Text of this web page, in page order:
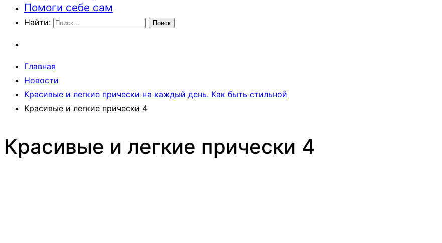
Помоги себе сам
Найти:
Главная
Новости
Красивые и легкие прически на каждый день. Как быть стильной
Красивые и легкие прически 4
Красивые и легкие прически 4